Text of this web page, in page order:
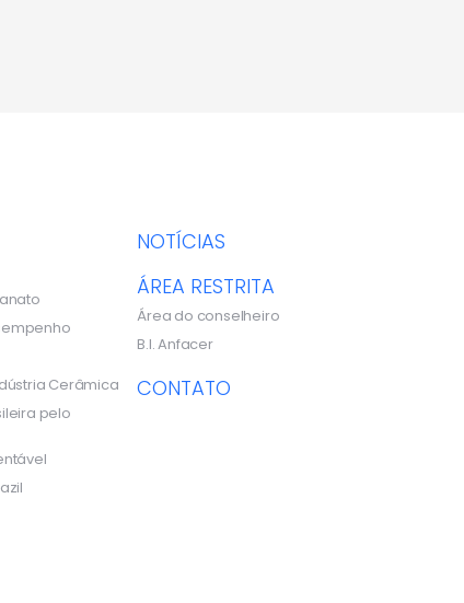
Cerâmica
pelo
NOTÍCIAS
ÁREA RESTRITA
Área do conselheiro
B.I. Anfacer
CONTATO